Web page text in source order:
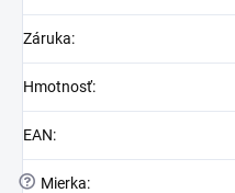
Záruka:
Hmotnosť:
EAN:
? Mierka: